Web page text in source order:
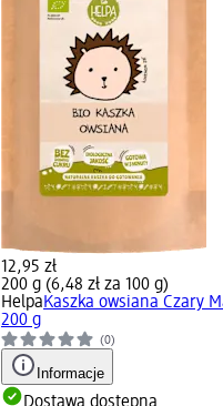
12,95 zł
200 g (6,48 zł za 100 g)
HelpaKaszka owsiana Czary
200 g
(0)
Informacje